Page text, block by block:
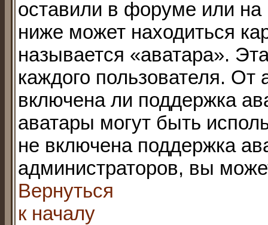
оставили в форуме или
ниже может находиться
называется «аватара».
каждого пользователя. От
включена ли поддержка
аватары могут быть
не включена поддержка
администраторов, вы
Вернуться
к началу